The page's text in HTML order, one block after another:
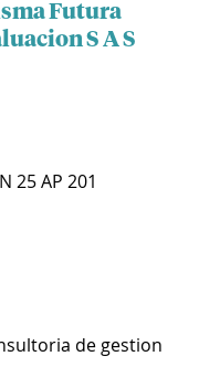
Futura
S A S
25 AP 201
de gestion